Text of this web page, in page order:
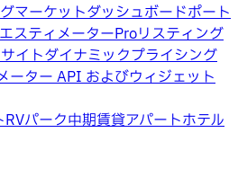
マーケットダッシュボードポート
スティメーターProリスティング
イトダイナミックプライシング
ーター API およびウィジェット
RVパーク中期賃貸アパートホテル